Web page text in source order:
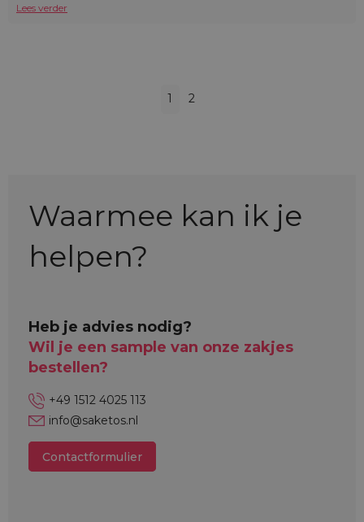
Lees verder
1 2
Waarmee kan ik je
helpen?
Heb je advies nodig?
Wil je een sample van onze zakjes
bestellen?
+49 1512 4025 113
info@saketos.nl
Contactformulier